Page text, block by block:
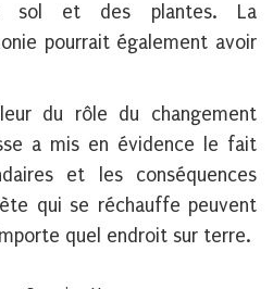
sol et des plantes. La
pourrait également avoir
du rôle du changement
a mis en évidence le fait
et les conséquences
qui se réchauffe peuvent
quel endroit sur terre.